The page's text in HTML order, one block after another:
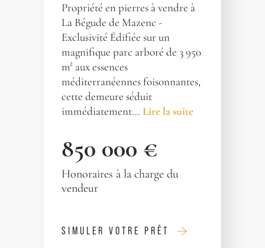
Propriété en pierres à vendre à
La Bégude de Mazenc -
Exclusivité Édifiée sur un
magnifique parc arboré de 3 950
m² aux essences
méditerranéennes foisonnantes,
cette demeure séduit
immédiatement... Lire la suite
850 000 €
Honoraires à la charge du
vendeur
SIMULER VOTRE PRÊT